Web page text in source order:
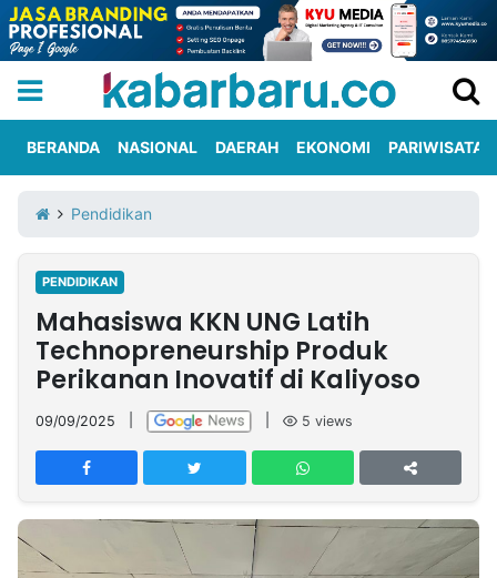
Iklan
Berita
Kami
Nasional
International
Olahraga
Entertainment
Daerah
Pariwisata
Kuliner
Kolom
Network
PT
TREETAN
INDONESIA
BERANDA NASIONAL DAERAH EKONOMI PARIWISATA
Pendidikan
PENDIDIKAN
Mahasiswa KKN UNG Latih
Technopreneurship Produk
Perikanan Inovatif di Kaliyoso
09/09/2025 5 views